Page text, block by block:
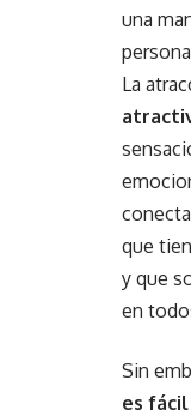
una
La
que
y que
en
Sin
es